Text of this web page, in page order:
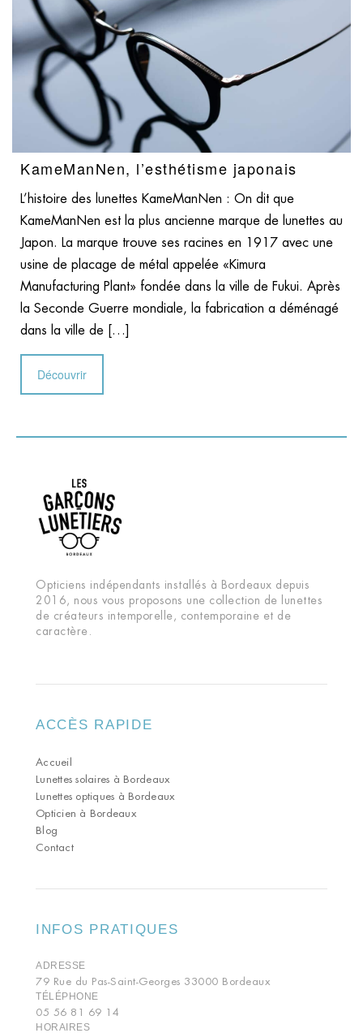
KameManNen, l’esthétisme japonais
L’histoire des lunettes KameManNen : On dit que
KameManNen est la plus ancienne marque de lunettes au
Japon. La marque trouve ses racines en 1917 avec une
usine de placage de métal appelée «Kimura
Manufacturing Plant» fondée dans la ville de Fukui. Après
la Seconde Guerre mondiale, la fabrication a déménagé
dans la ville de […]
Découvrir
Opticiens indépendants installés à Bordeaux depuis
2016, nous vous proposons une collection de lunettes
de créateurs intemporelle, contemporaine et de
caractère.
ACCÈS RAPIDE
Accueil
Lunettes solaires à Bordeaux
Lunettes optiques à Bordeaux
Opticien à Bordeaux
Blog
Contact
INFOS PRATIQUES
ADRESSE
79 Rue du Pas-Saint-Georges 33000 Bordeaux
TÉLÉPHONE
05 56 81 69 14
HORAIRES